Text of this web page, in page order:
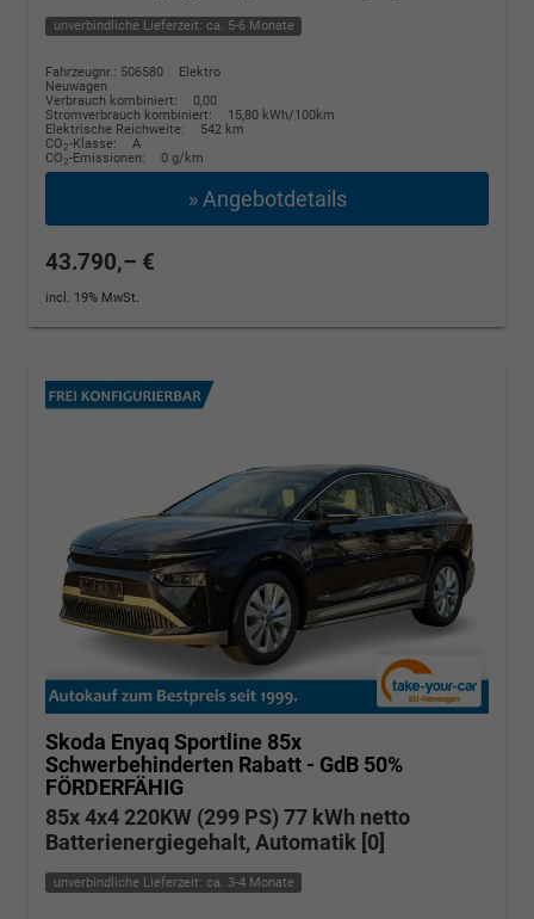
unverbindliche Lieferzeit: ca. 5-6 Monate
Fahrzeugnr.: 506580
Elektro
Neuwagen
Verbrauch kombiniert:
0,00
Stromverbrauch kombiniert:
15,80 kWh/100km
Elektrische Reichweite:
542 km
CO2-Klasse:
A
CO2-Emissionen: 0 g/km
» Angebotdetails
43.790,– €
incl. 19% MwSt.
Skoda Enyaq Sportline 85x
Schwerbehinderten Rabatt - GdB 50%
FÖRDERFÄHIG
85x 4x4 220KW (299 PS) 77 kWh netto
Batterienergiegehalt, Automatik [0]
unverbindliche Lieferzeit: ca. 3-4 Monate